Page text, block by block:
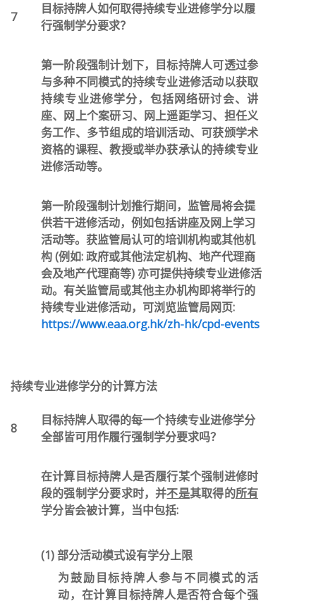
7
目标持牌人如何取得持续专业进修学分以履
行强制学分要求？
第一阶段强制计划下，目标持牌人可透过参
与多种不同模式的持续专业进修活动以获取
持续专业进修学分，包括网络研讨会、讲
座、网上个案研习、网上遥距学习、担任义
务工作、多节组成的培训活动、可获颁学术
资格的课程、教授或举办获承认的持续专业
进修活动等。
第一阶段强制计划推行期间，监管局将会提
供若干进修活动，例如包括讲座及网上学习
活动等。获监管局认可的培训机构或其他机
构 (例如: 政府或其他法定机构、地产代理商
会及地产代理商等) 亦可提供持续专业进修活
动。有关监管局或其他主办机构即将举行的
持续专业进修活动，可浏览监管局网页:
https://www.eaa.org.hk/zh-hk/cpd-events
持续专业进修学分的计算方法
8
目标持牌人取得的每一个持续专业进修学分
全部皆可用作履行强制学分要求吗？
在计算目标持牌人是否履行某个强制进修时
段的强制学分要求时，并不是其取得的所有
学分皆会被计算，当中包括:
(1) 部分活动模式设有学分上限
为鼓励目标持牌人参与不同模式的活
动，在计算目标持牌人是否符合每个强